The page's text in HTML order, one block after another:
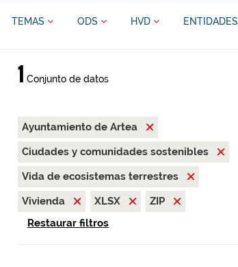
TEMAS ODS HVD ENTIDADES
1 Conjunto de datos
Ayuntamiento de Artea
Ciudades y comunidades sostenibles
Vida de ecosistemas terrestres
Vivienda
XLSX
ZIP
Restaurar filtros